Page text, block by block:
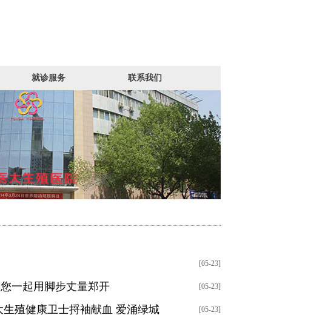
就诊服务 联系我们
[05-23]
[05-23]
一起用脚步丈量郑开
[05-23]
生殖健康卫士捋袖献血 爱涌绿城